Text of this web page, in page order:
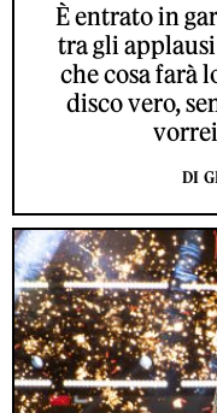
È entrato in
tra gli
che cosa farà
disco vero,
DI